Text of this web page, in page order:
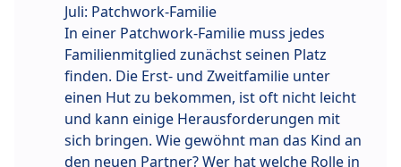
Juli: Patchwork-Familie
In einer Patchwork-Familie muss jedes
Familienmitglied zunächst seinen Platz
finden. Die Erst- und Zweitfamilie unter
einen Hut zu bekommen, ist oft nicht leicht
und kann einige Herausforderungen mit
sich bringen. Wie gewöhnt man das Kind an
den neuen Partner? Wer hat welche Rolle in